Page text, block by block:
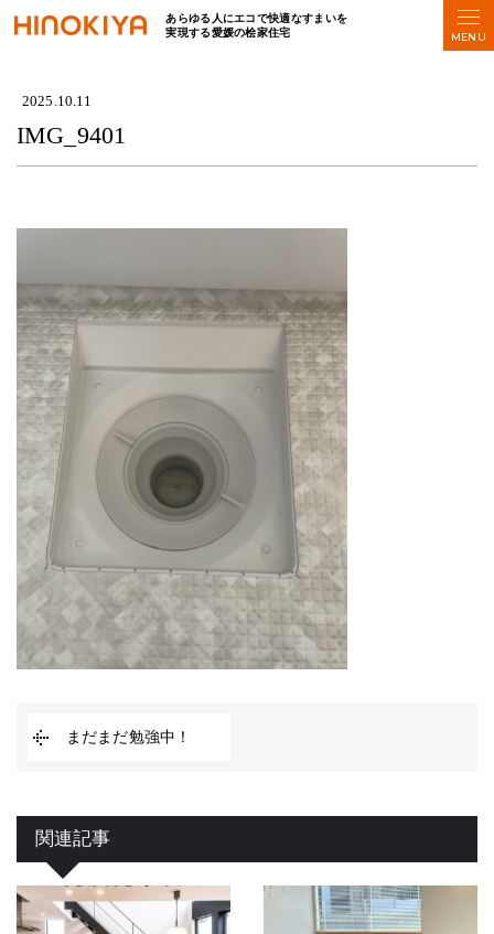
あらゆる人にエコで快適なすまいを
実現する愛媛の桧家住宅
2025.10.11
IMG_9401
まだまだ勉強中！
関連記事